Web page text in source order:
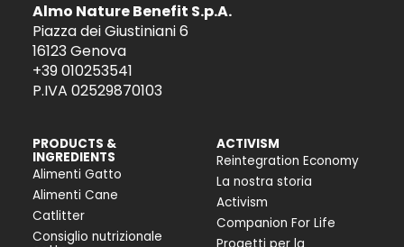
Almo Nature Benefit S.p.A.
Piazza dei Giustiniani 6
16123 Genova
+39 010253541
P.IVA 02529870103
PRODUCTS &
INGREDIENTS
Alimenti Gatto
Alimenti Cane
Catlitter
Consiglio nutrizionale
ACTIVISM
Reintegration Economy
La nostra storia
Activism
Companion For Life